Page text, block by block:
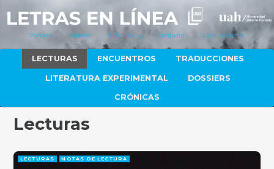
Portada Autores Artículos Contacto Quiénes Somos
LECTURAS ENCUENTROS TRADUCCIONES
LITERATURA EXPERIMENTAL DOSSIERS
CRÓNICAS
Lecturas
LECTURAS NOTAS DE LECTURA